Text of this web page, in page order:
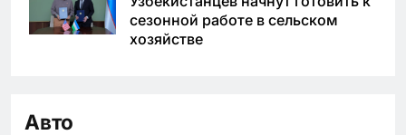
сезонной работе в сельском
хозяйстве
Авто